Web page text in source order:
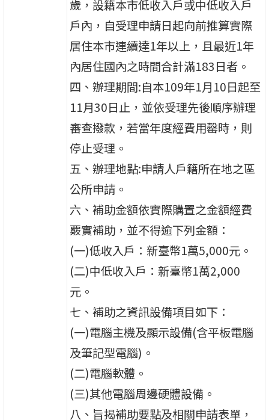
歲，設籍本市低收入戶或中低收入戶
戶內，自受理申請日起向前推算實際
居住本市連續達1年以上，且最近1年
內居住國內之時間合計滿183日者。
四、辦理期間:自本109年1月10日起至
11月30日止，並依受理先後順序辦理
審查撥款，若當年度經費用罄時，則
停止受理。
五、辦理地點:申請人戶籍所在地之區
公所申請。
六、補助金額依實際購置之金額經費
覈實補助，並不得逾下列金額：
(一)低收入戶：新臺幣1萬5,000元。
(二)中低收入戶：新臺幣1萬2,000
元。
七、補助之資訊設備項目如下：
(一)電腦主機及顯示設備(含平板電腦
及筆記型電腦)。
(二)電腦軟體。
(三)其他電腦周邊硬體設備。
八、旨揭補助要點及相關申請表單，